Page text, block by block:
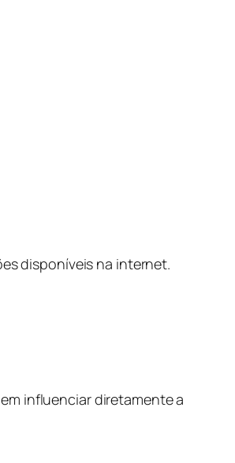
disponíveis na internet.
influenciar diretamente a